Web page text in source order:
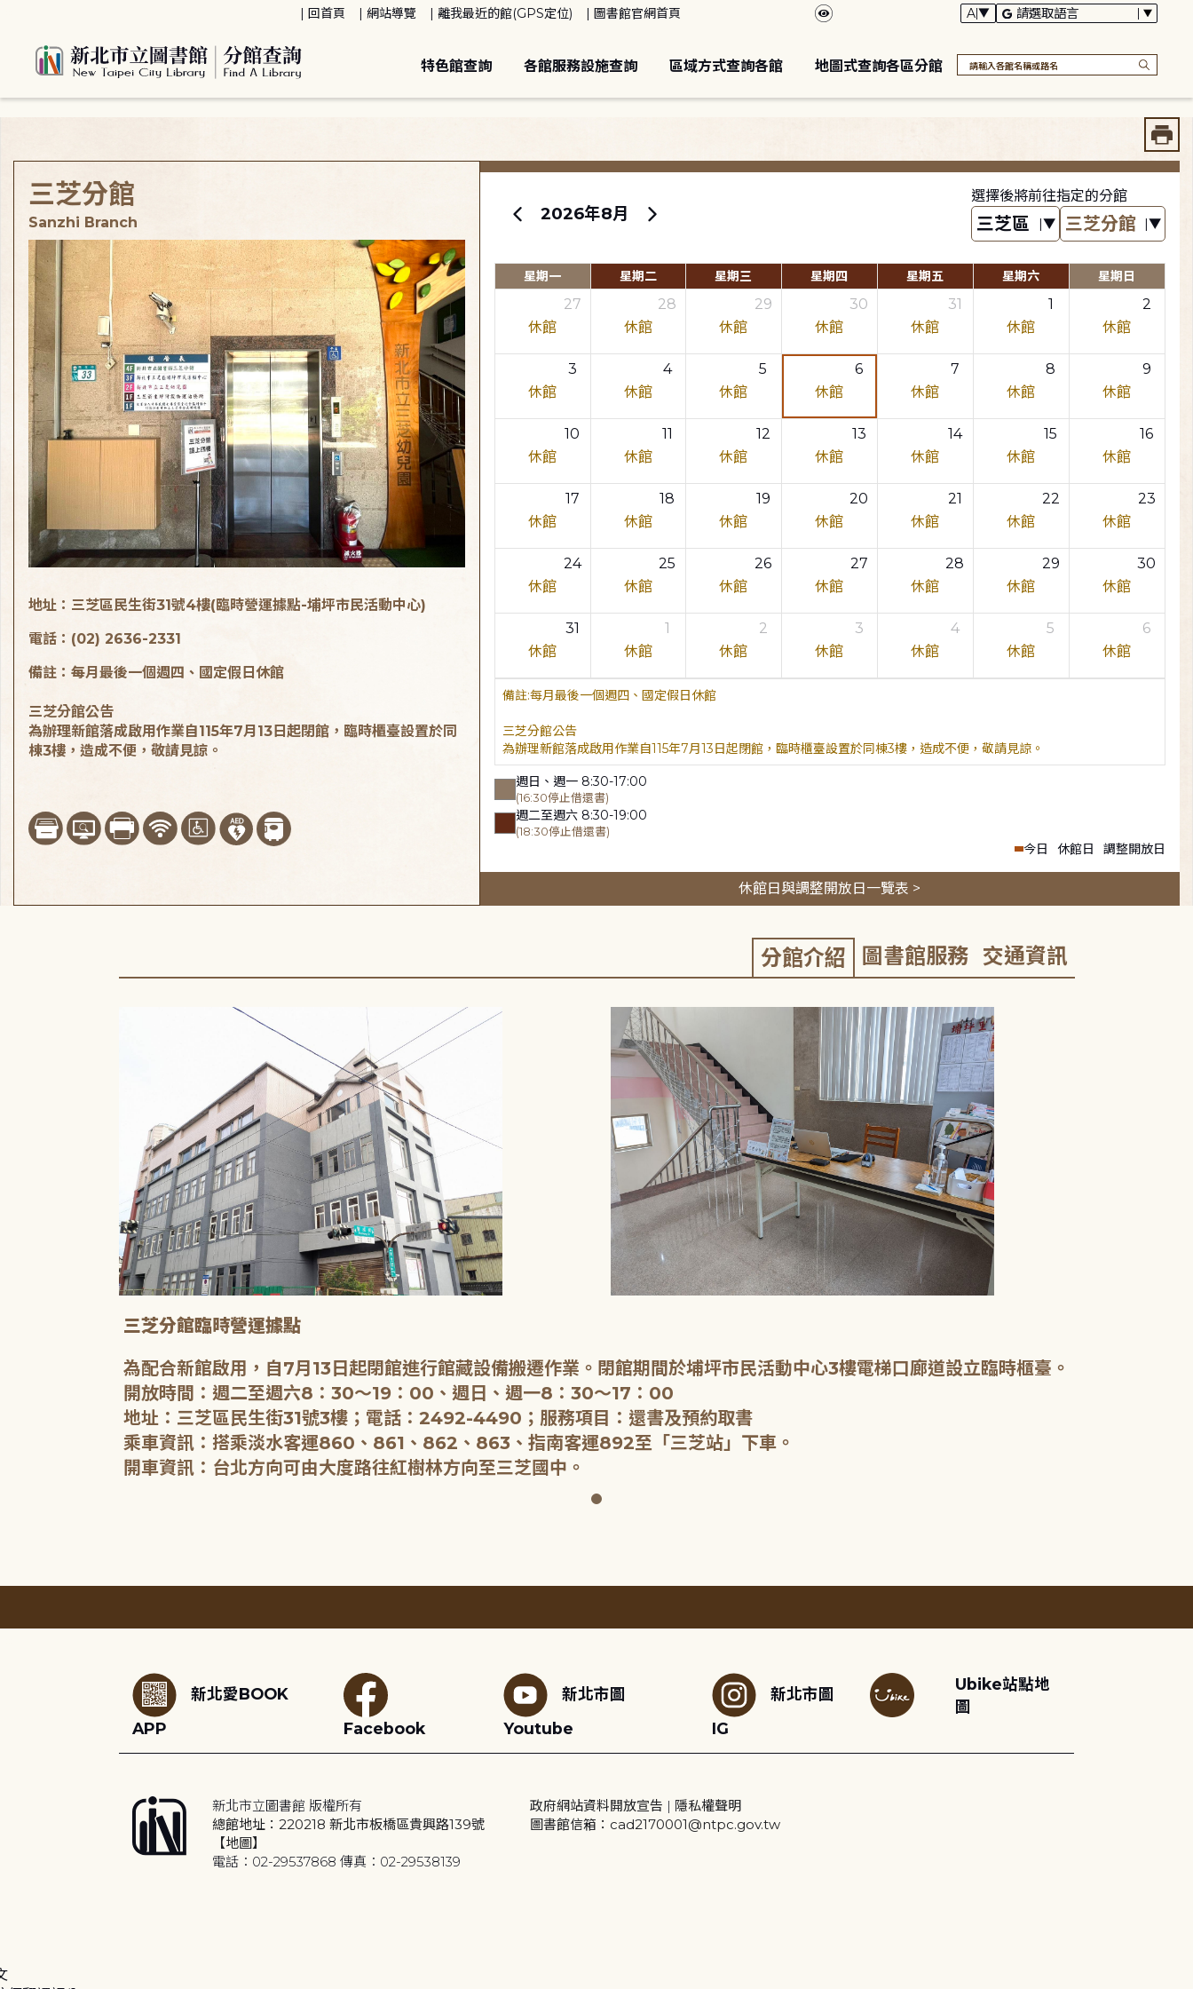
回首頁 網站導覽 離我最近的館(GPS定位) 圖書館官網首頁
特色館查詢 各館服務設施查詢 區域方式查詢各館 地圖式查詢各區分館
2026年8月
選擇後將前往指定的分館
星期一 星期二 星期三 星期四 星期五 星期六 星期日
27
休館
28
休館
29
休館
30
休館
31
休館
1
休館
2
休館
3
休館
4
休館
5
休館
6
休館
7
休館
8
休館
9
休館
10
休館
11
休館
12
休館
13
休館
14
休館
15
休館
16
休館
17
休館
18
休館
19
休館
20
休館
21
休館
22
休館
23
休館
24
休館
25
休館
26
休館
27
休館
28
休館
29
休館
30
休館
31
休館
1
休館
2
休館
3
休館
4
休館
5
休館
6
休館
每月最後一個週四、國定假日休館
三芝分館公告
為辦理新館落成啟用作業自115年7月13日起閉館，臨時櫃臺設置於同棟3樓，造成不便，敬請見諒。
週日、週一 8:30-17:00
(16:30停止借還書)
週二至週六 8:30-19:00
(18:30停止借還書)
今日 休館日 調整開放日
休館日與調整開放日一覽表 >
三芝分館
Sanzhi Branch
地址：三芝區民生街31號4樓(臨時營運據點-埔坪市民活動中心)
電話：(02) 2636-2331
備註：每月最後一個週四、國定假日休館
三芝分館公告
為辦理新館落成啟用作業自115年7月13日起閉館，臨時櫃臺設置於同
棟3樓，造成不便，敬請見諒。
分館介紹 圖書館服務 交通資訊
三芝分館臨時營運據點
為配合新館啟用，自7月13日起閉館進行館藏設備搬遷作業。閉館期間於埔坪市民活動中心3樓電梯口廊道設立臨時櫃臺。
開放時間：週二至週六8：30～19：00、週日、週一8：30～17：00
地址：三芝區民生街31號3樓；電話：2492-4490；服務項目：還書及預約取書
乘車資訊：搭乘淡水客運860、861、862、863、指南客運892至「三芝站」下車。
開車資訊：台北方向可由大度路往紅樹林方向至三芝國中。
新北愛BOOK
APP
Facebook
新北市圖
Youtube
新北市圖
IG
Ubike站點地
圖
新北市立圖書館 版權所有
總館地址：220218 新北市板橋區貴興路139號
【地圖】
電話：02-29537868 傳真：02-29538139
政府網站資料開放宣告 | 隱私權聲明
圖書館信箱：cad2170001@ntpc.gov.tw